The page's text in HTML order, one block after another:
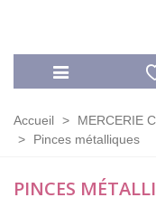
Accueil > MERCERIE
>
Pinces métalliques
PINCES